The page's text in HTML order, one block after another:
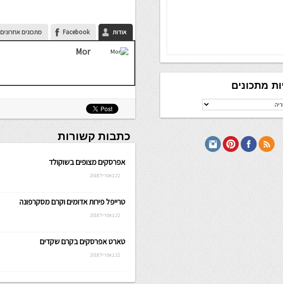
אודות Facebook מתכונים אחרונים
Mor
כתבות קשורות
אפרסקים מצופים בשוקולד
22 באפריל 2018
טרייפל פירות אדומים וקרם מסקרפונה
22 באפריל 2018
טארט אפרסקים בקרם שקדים
22 באפריל 2018
מתכונים